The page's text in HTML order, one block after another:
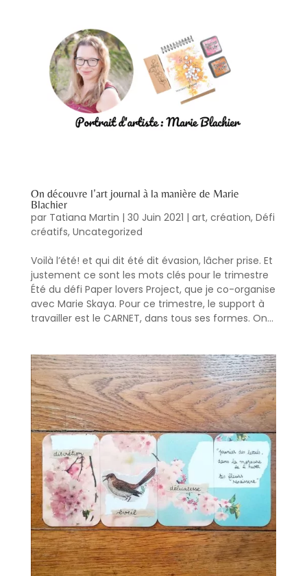
On découvre l’art journal à la manière de Marie
Blachier
par Tatiana Martin | 30 Juin 2021 | art, création, Défi
créatifs, Uncategorized
Voilà l’été! et qui dit été dit évasion, lâcher prise. Et
justement ce sont les mots clés pour le trimestre
Été du défi Paper lovers Project, que je co-organise
avec Marie Skaya. Pour ce trimestre, le support à
travailler est le CARNET, dans tous ses formes. On...